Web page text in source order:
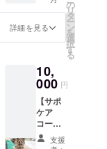
築代に
あてさ
せてい
●お礼
のメッ
セージ
●ペット
用迷子
札 ※性
質上、
詳細を見る
の
リ
タ
ー
ン
を
選
択
す
る
10,
000 円
【サポ
ケア
コー
ス】
10000
支援